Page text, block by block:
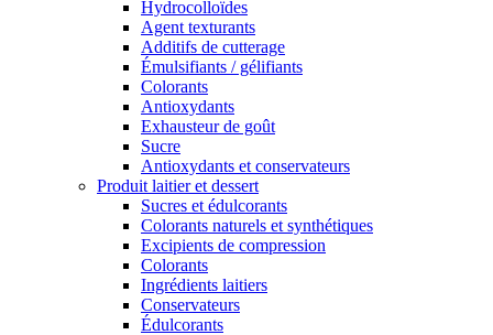
Hydrocolloïdes
Agent texturants
Additifs de cutterage
Émulsifiants / gélifiants
Colorants
Antioxydants
Exhausteur de goût
Sucre
Antioxydants et conservateurs
Produit laitier et dessert
Sucres et édulcorants
Colorants naturels et synthétiques
Excipients de compression
Colorants
Ingrédients laitiers
Conservateurs
Édulcorants